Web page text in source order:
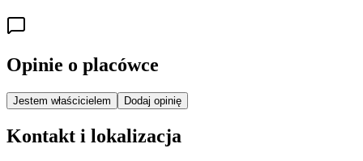
Opinie o placówce
Jestem właścicielem Dodaj opinię
Kontakt i lokalizacja